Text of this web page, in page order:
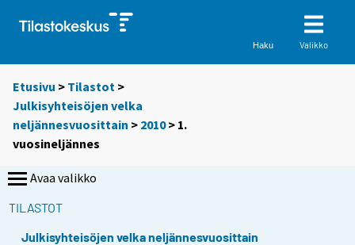
Haku Valikko
Etusivu > Tilastot >
Julkisyhteisöjen velka
neljännesvuosittain > 2010> 1.
vuosineljännes
Avaa valikko
TILASTOT
Julkisyhteisöjen velka neljännesvuosittain